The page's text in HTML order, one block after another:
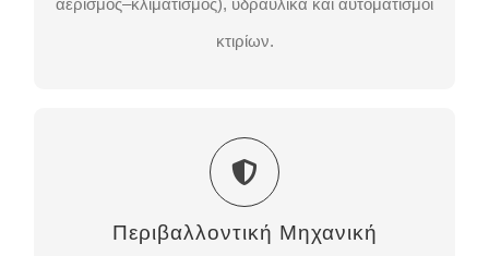
κτιρίων.
Περιβαλλοντική Μηχανική
Περιβαλλοντική Μηχανική
Λύσεις για το περιβάλλον, όπως μονάδες
επεξεργασίας νερού, συστήματα διαχείρισης